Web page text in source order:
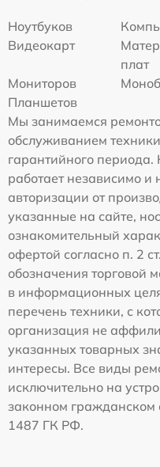
Ноутбуков
Видеокарт
плат
Мониторов
Планшетов
Мы занимаемся
обслуживанием
гарантийного
работает независимо
авторизации от
указанные на сайте,
ознакомительный
офертой согласно п. 2
обозначения торговой
в информационных
перечень техники, с
организация не
указанных товарных
интересы. Все виды
исключительно на
законном гражданском
1487 ГК РФ.